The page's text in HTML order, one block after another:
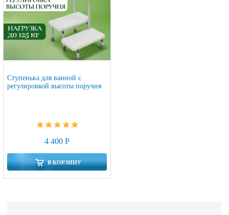
Ступенька для ванной с
регулировкой высоты поручня
4 400 Р
В КОРЗИНУ